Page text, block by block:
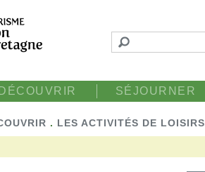
DÉCOUVRIR SÉJOURNER
. LES ACTIVITÉS DE LOISIRS